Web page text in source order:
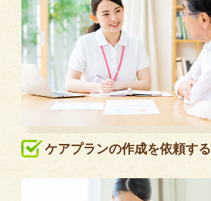
ケアプランの作成を依頼する